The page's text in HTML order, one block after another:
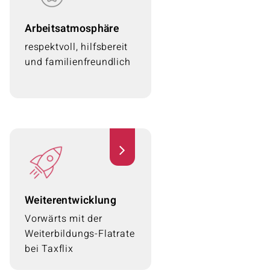
Arbeitsatmosphäre
respektvoll, hilfsbereit
und familienfreundlich
zu tollen Kolleginnen
und Kollegen mit
offenen Augen und
Ohren. Und flachen
Weiterentwicklung
Vorwärts mit der
Weiterbildungs-Flatrate
bei Taxflix
Weiterentwicklung
Wer fordert, der fördert:
insbesondere Talent,
Ehrgeiz und Leistung
werden stark belohnt.